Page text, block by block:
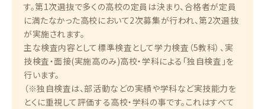
す。第1次選抜で多くの高校の定員は決まり、合格者が定員
に満たなかった高校において2次募集が行われ、第2次選抜
が実施されます。
主な検査内容として標準検査として学力検査（5教科）、実
技検査・面接(実施高のみ)高校・学科による「独自検査」を
行います。
（※独自検査は、部活動などの実績や学科など実技能力を
とくに重視して評価する高校・学科の事です。これはすべて